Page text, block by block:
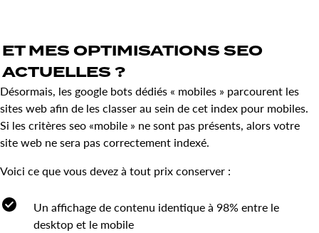
ET MES OPTIMISATIONS SEO
ACTUELLES ?
Désormais, les google bots dédiés « mobiles » parcourent les
sites web afin de les classer au sein de cet index pour mobiles.
Si les critères seo «mobile » ne sont pas présents, alors votre
site web ne sera pas correctement indexé.
Voici ce que vous devez à tout prix conserver :
Un affichage de contenu identique à 98% entre le
desktop et le mobile